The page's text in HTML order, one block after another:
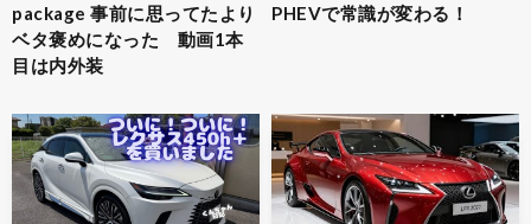
package 事前に思ってたより
ベタ褒めになった 動画1本
目は内外装
PHEVで常識が変わる！